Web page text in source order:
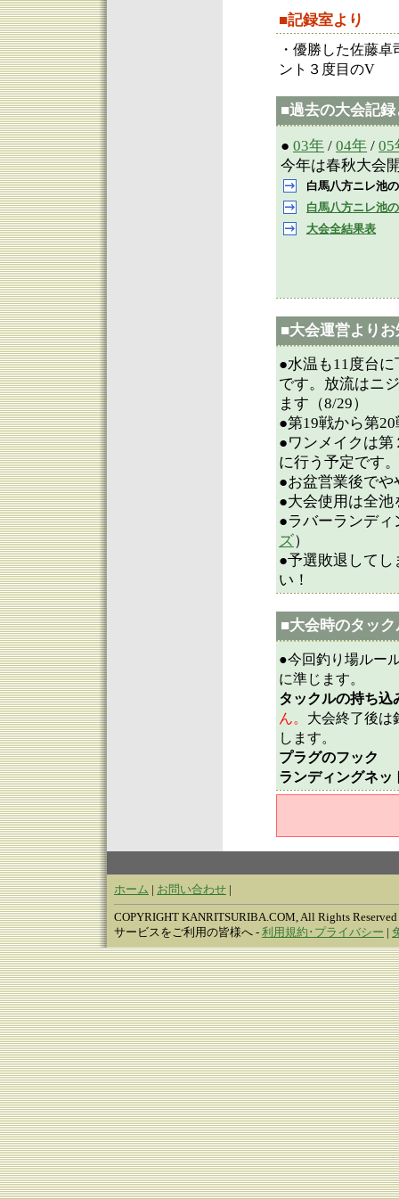
■記録室より
・優勝した佐藤卓
ント３度目のV
■過去の大会記
● 03年 / 04年 / 05
今年は春秋大会
白馬八方ニレ池
白馬八方ニレ池
大会全結果表
■大会運営より
●水温も11度台
です。放流はニ
ます（8/29）
●第19戦から第
●ワンメイクは
に行う予定です
●お盆営業後でや
●大会使用は全池
●ラバーランデ
ズ）
●予選敗退して
い！
■大会時のタッ
●今回釣り場ルー
に準じます。
タックルの持ち込
ん。 大会終了後は
します。
プラグのフック
ランディングネッ
ホーム | お問い合わせ |
COPYRIGHT KANRITSURIBA.COM, All Rights Reserved
サービスをご利用の皆様へ - 利用規約･プライバシー |